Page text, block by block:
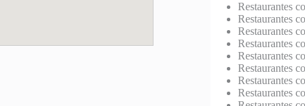
Restaurantes
Restaurantes
Restaurantes
Restaurantes
Restaurantes
Restaurantes
Restaurantes
Restaurantes